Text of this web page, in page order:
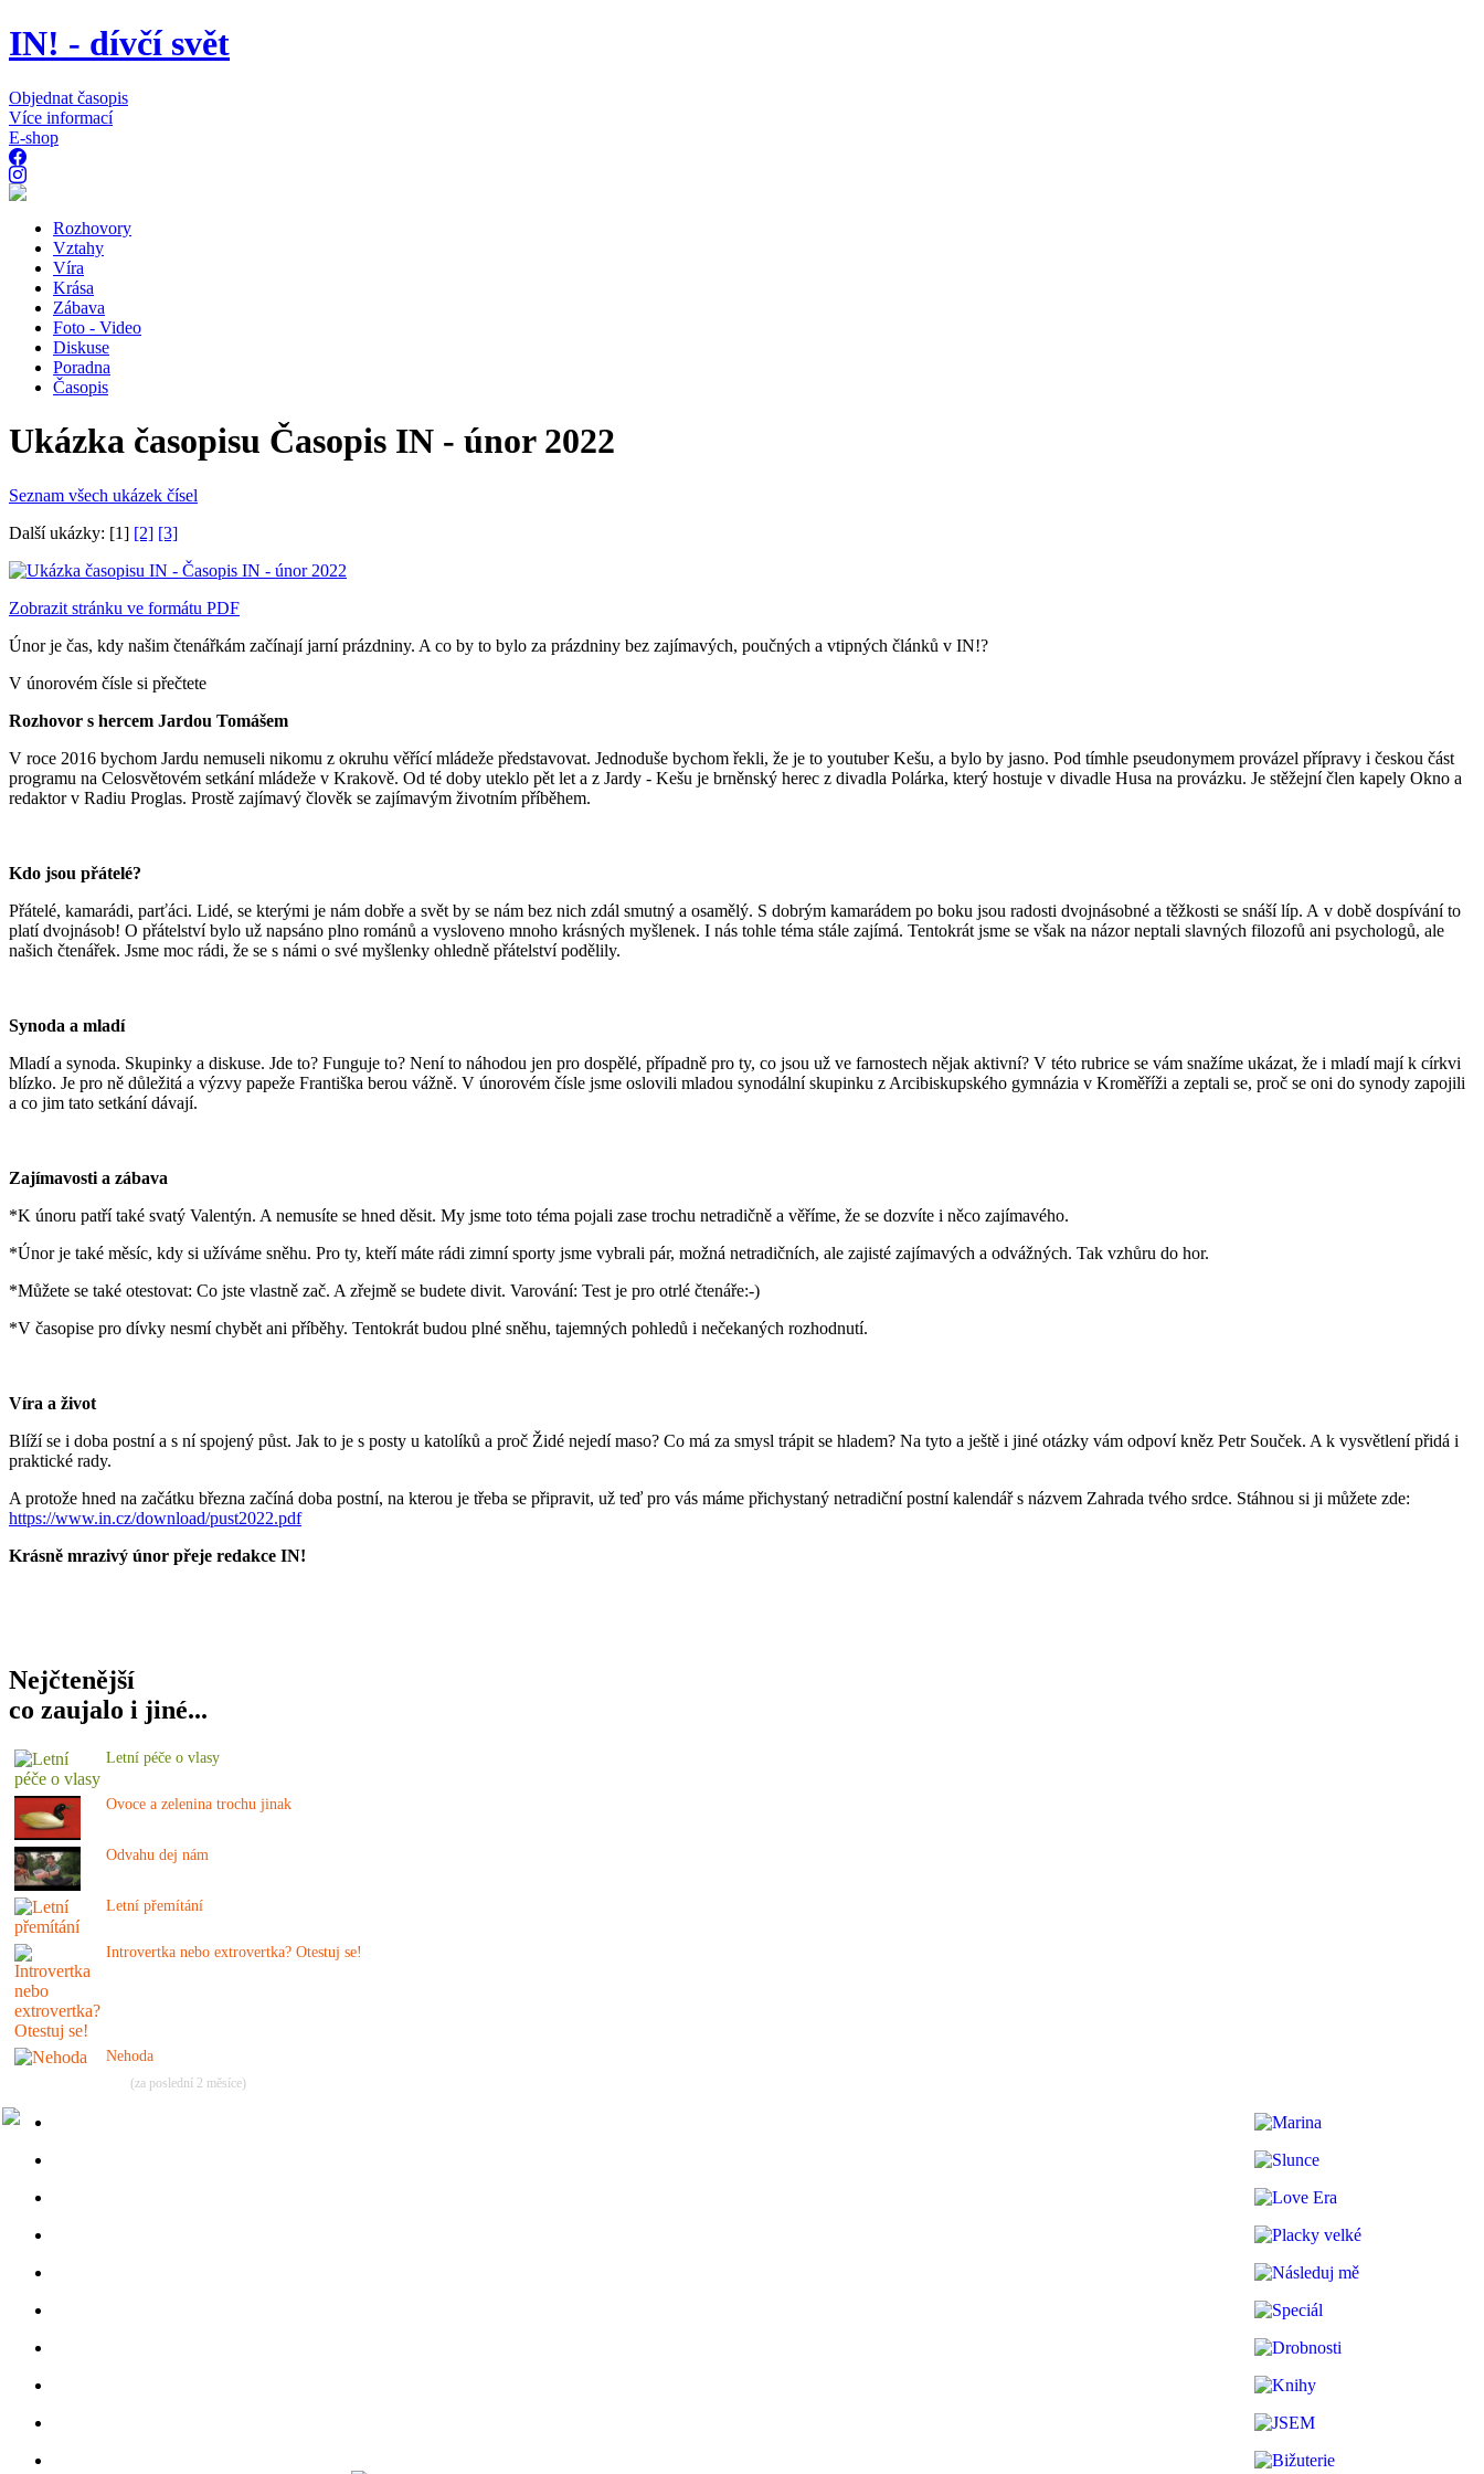
IN! - dívčí svět
Objednat časopis
Více informací
E-shop
Rozhovory
Vztahy
Víra
Krása
Zábava
Foto - Video
Diskuse
Poradna
Časopis
Ukázka časopisu Časopis IN - únor 2022
Seznam všech ukázek čísel
Další ukázky: [1] [2] [3]
Zobrazit stránku ve formátu PDF
Únor je čas, kdy našim čtenářkám začínají jarní prázdniny. A co by to bylo za prázdniny bez zajímavých, poučných a vtipných článků v IN!?
V únorovém čísle si přečtete
Rozhovor s hercem Jardou Tomášem
V roce 2016 bychom Jardu nemuseli nikomu z okruhu věřící mládeže představovat. Jednoduše bychom řekli, že je to youtuber Kešu, a bylo by jasno. Pod tímhle pseudonymem provázel přípravy i českou část
programu na Celosvětovém setkání mládeže v Krakově. Od té doby uteklo pět let a z Jardy - Kešu je brněnský herec z divadla Polárka, který hostuje v divadle Husa na provázku. Je stěžejní člen kapely Okno a
redaktor v Radiu Proglas. Prostě zajímavý člověk se zajímavým životním příběhem.
Kdo jsou přátelé?
Přátelé, kamarádi, parťáci. Lidé, se kterými je nám dobře a svět by se nám bez nich zdál smutný a osamělý. S dobrým kamarádem po boku jsou radosti dvojnásobné a těžkosti se snáší líp. A v době dospívání to
platí dvojnásob! O přátelství bylo už napsáno plno románů a vysloveno mnoho krásných myšlenek. I nás tohle téma stále zajímá. Tentokrát jsme se však na názor neptali slavných filozofů ani psychologů, ale
našich čtenářek. Jsme moc rádi, že se s námi o své myšlenky ohledně přátelství podělily.
Synoda a mladí
Mladí a synoda. Skupinky a diskuse. Jde to? Funguje to? Není to náhodou jen pro dospělé, případně pro ty, co jsou už ve farnostech nějak aktivní? V této rubrice se vám snažíme ukázat, že i mladí mají k církvi
blízko. Je pro ně důležitá a výzvy papeže Františka berou vážně. V únorovém čísle jsme oslovili mladou synodální skupinku z Arcibiskupského gymnázia v Kroměříži a zeptali se, proč se oni do synody zapojili
a co jim tato setkání dávají.
Zajímavosti a zábava
*K únoru patří také svatý Valentýn. A nemusíte se hned děsit. My jsme toto téma pojali zase trochu netradičně a věříme, že se dozvíte i něco zajímavého.
*Únor je také měsíc, kdy si užíváme sněhu. Pro ty, kteří máte rádi zimní sporty jsme vybrali pár, možná netradičních, ale zajisté zajímavých a odvážných. Tak vzhůru do hor.
*Můžete se také otestovat: Co jste vlastně zač. A zřejmě se budete divit. Varování: Test je pro otrlé čtenáře:-)
*V časopise pro dívky nesmí chybět ani příběhy. Tentokrát budou plné sněhu, tajemných pohledů i nečekaných rozhodnutí.
Víra a život
Blíží se i doba postní a s ní spojený půst. Jak to je s posty u katolíků a proč Židé nejedí maso? Co má za smysl trápit se hladem? Na tyto a ještě i jiné otázky vám odpoví kněz Petr Souček. A k vysvětlení přidá i
praktické rady.
A protože hned na začátku března začíná doba postní, na kterou je třeba se připravit, už teď pro vás máme přichystaný netradiční postní kalendář s názvem Zahrada tvého srdce. Stáhnou si ji můžete zde:
https://www.in.cz/download/pust2022.pdf
Krásně mrazivý únor přeje redakce IN!
Nejčtenější
co zaujalo i jiné...
Letní péče o vlasy
Ovoce a zelenina trochu jinak
Odvahu dej nám
Letní přemítání
Introvertka nebo extrovertka? Otestuj se!
Nehoda
(za poslední 2 měsíce)